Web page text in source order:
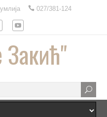
027/381-124